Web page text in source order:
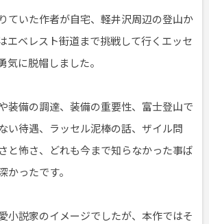
ていた作者が自宅、軽井沢周辺の登山か
エベレスト街道まで挑戦して行くエッセ
気に脱帽しました。
装備の調達、装備の重要性、富士登山で
い待遇、ラッセル泥棒の話、ザイル問
と怖さ、どれも今まで知らなかった事ば
かったです。
小説家のイメージでしたが、本作ではそ